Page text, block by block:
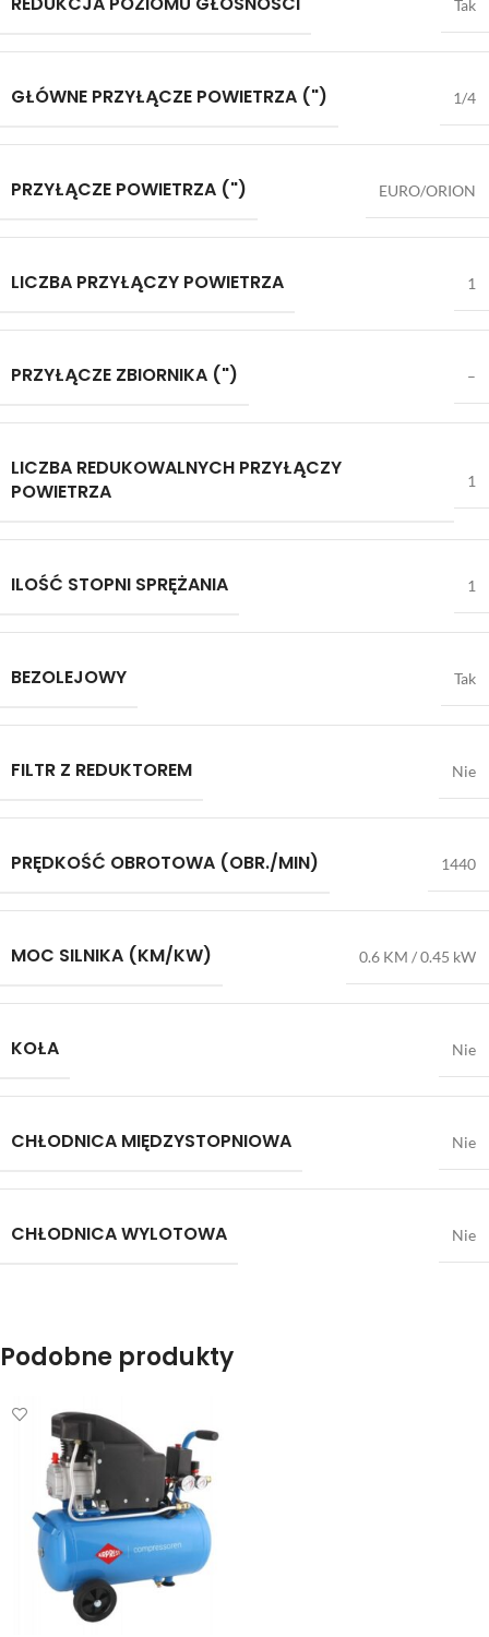
Tak
GŁÓWNE PRZYŁĄCZE POWIETRZA (") 1/4
PRZYŁĄCZE POWIETRZA (") EURO/ORION
LICZBA PRZYŁĄCZY POWIETRZA 1
PRZYŁĄCZE ZBIORNIKA (") –
LICZBA REDUKOWALNYCH PRZYŁĄCZY
POWIETRZA
1
ILOŚĆ STOPNI SPRĘŻANIA 1
BEZOLEJOWY Tak
FILTR Z REDUKTOREM Nie
PRĘDKOŚĆ OBROTOWA (OBR./MIN) 1440
MOC SILNIKA (KM/KW) 0.6 KM / 0.45 kW
KOŁA Nie
CHŁODNICA MIĘDZYSTOPNIOWA Nie
CHŁODNICA WYLOTOWA Nie
Podobne produkty